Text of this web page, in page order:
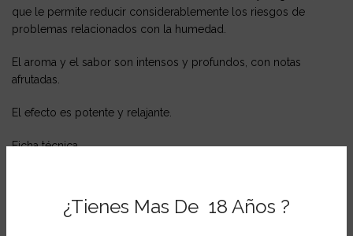
¿Tienes Mas De 18 Años ?
que le permite reducir considerablemente los riesgos de
problemas relacionados con la humedad.
El aroma y el sabor son intensos y profundos, con notas
afrutadas.
El efecto es potente y relajante.
Ficha técnica
Genotipo: Indica 80%/Sativa 20%